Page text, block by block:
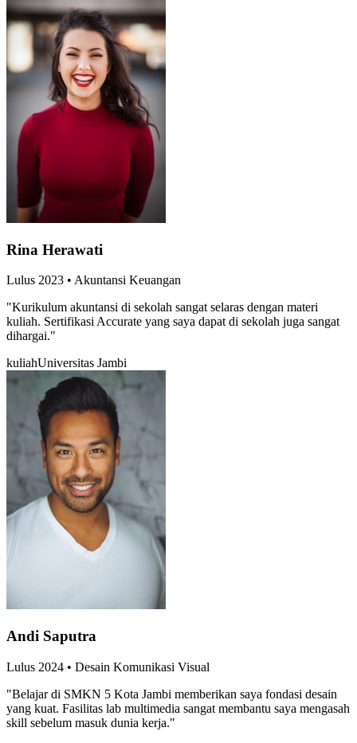
Rina Herawati
Lulus 2023 • Akuntansi Keuangan
"Kurikulum akuntansi di sekolah sangat selaras dengan materi
kuliah. Sertifikasi Accurate yang saya dapat di sekolah juga sangat
dihargai."
kuliahUniversitas Jambi
Andi Saputra
Lulus 2024 • Desain Komunikasi Visual
"Belajar di SMKN 5 Kota Jambi memberikan saya fondasi desain
yang kuat. Fasilitas lab multimedia sangat membantu saya mengasah
skill sebelum masuk dunia kerja."